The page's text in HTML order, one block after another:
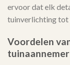
ervoor dat elk
tuinverlichting tot
Voordelen
tuinaannemer